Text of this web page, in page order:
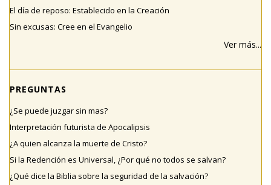
El día de reposo: Establecido en la Creación
Sin excusas: Cree en el Evangelio
Ver más...
PREGUNTAS
¿Se puede juzgar sin mas?
Interpretación futurista de Apocalipsis
¿A quien alcanza la muerte de Cristo?
Si la Redención es Universal, ¿Por qué no todos se salvan?
¿Qué dice la Biblia sobre la seguridad de la salvación?